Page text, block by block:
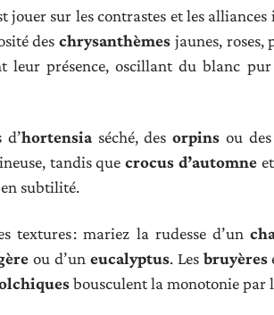
jouer sur les contrastes et les
deschrysanthèmes jaunes, roses,
leur présence, oscillant du blanc pur
d’hortensiaséché, desorpins ou
tandis quecrocus d’automne
subtilité.
textures : mariez la rudesse d’un
ou d’un eucalyptus. Les bruyères
bousculent la monotonie par